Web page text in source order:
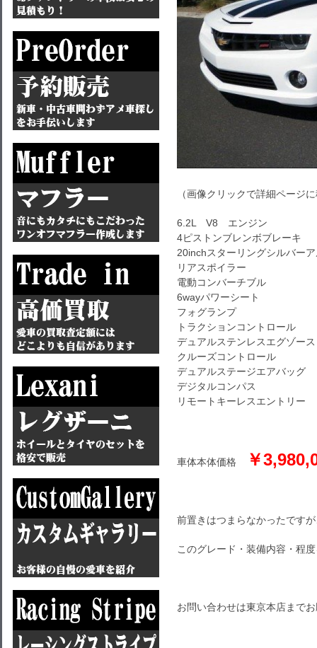
（画像クリックで詳細ページ
6.2L V8 エンジン
4ピストンブレンボブレーキ
20inchスターリングシルバー
リアスポイラー
電動コンバーチブル
6wayパワーシート
フォグランプ
トラクションコントロール
デュアルステンレスエグゾー
クルーズコントロール
デュアルステージエアバッグ
デジタルコンパス
リモートキーレスエントリー
車体本体価格 ￥
前置きはつまらなかったです
このグレード・装備内容・程
お問い合わせは東京本店まで